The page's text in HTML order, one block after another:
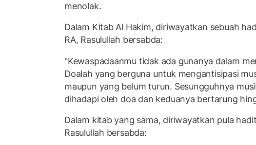
menolak.
Dalam Kitab Al Hakim, diriwayatkan sebuah
RA, Rasulullah bersabda:
"Kewaspadaanmu tidak ada gunanya dalam
Doalah yang berguna untuk mengantisipasi
maupun yang belum turun. Sesungguhnya
dihadapi oleh doa dan keduanya bertarung
Dalam kitab yang sama, diriwayatkan pula
Rasulullah bersabda: